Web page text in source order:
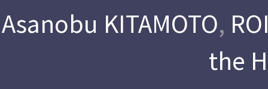
Asanobu KITAMOTO,
the